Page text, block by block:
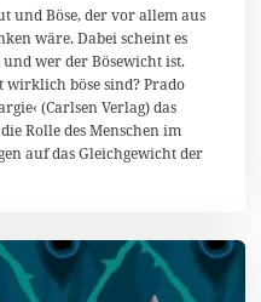
und Böse, der vor allem aus
wäre. Dabei scheint es
wer der Bösewicht ist.
wirklich böse sind? Prado
(Carlsen Verlag) das
Rolle des Menschen im
auf das Gleichgewicht der